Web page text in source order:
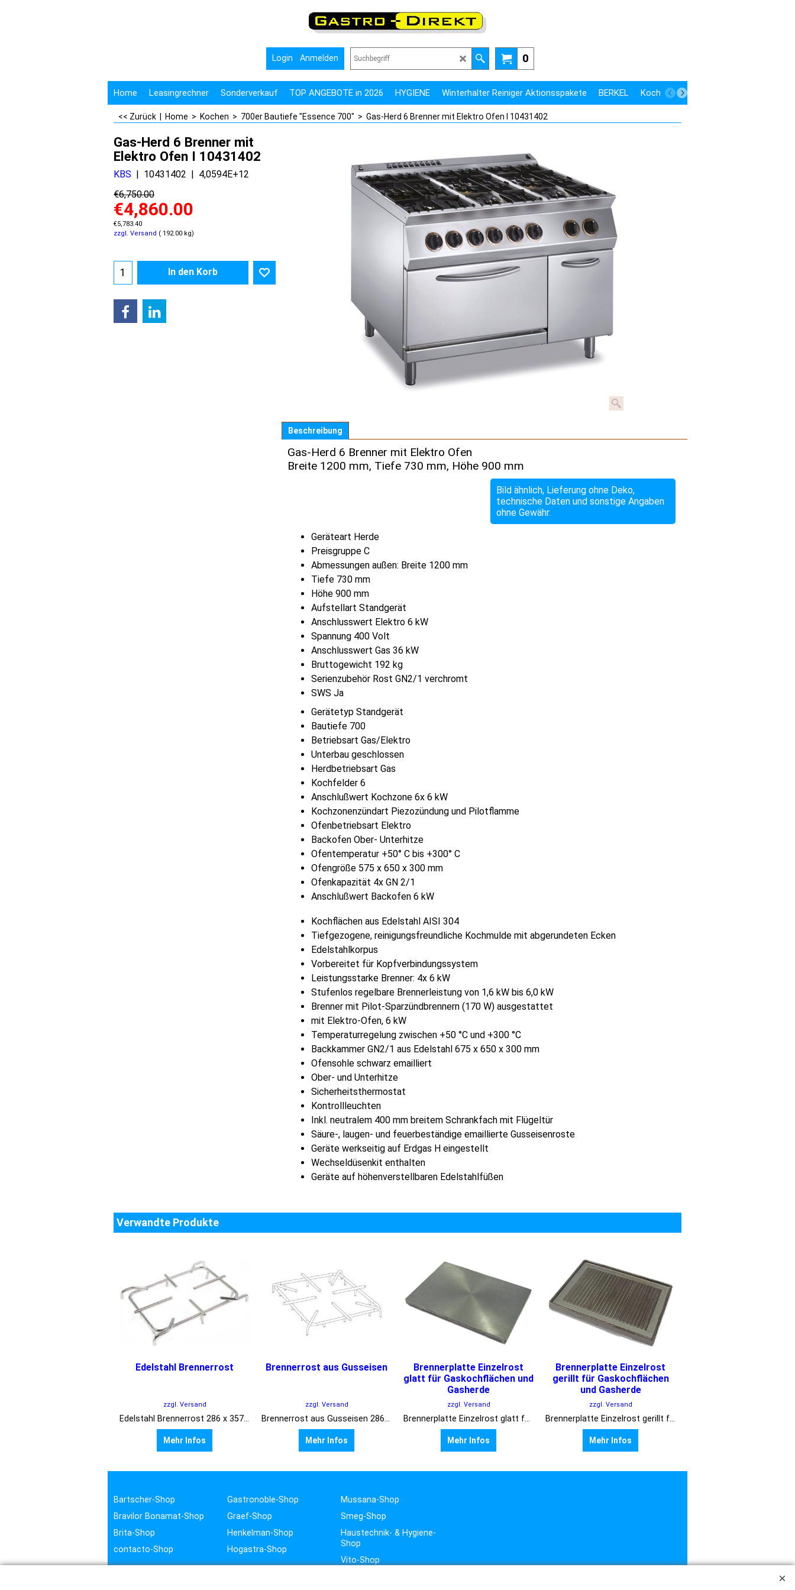
0
Login Anmelden
Home Leasingrechner Sonderverkauf TOP ANGEBOTE in 2026 HYGIENE Winterhalter Reiniger Aktionsspakete BERKEL Kochen Kühlen
<< Zurück Home > Kochen > 700er Bautiefe "Essence 700" > Gas-Herd 6 Brenner mit Elektro Ofen I 10431402
Gas-Herd 6 Brenner mit
Elektro Ofen I 10431402
KBS 10431402
4,0594E+12
€6,750.00
€4,860.00
€5,783.40
zzgl. Versand
192.00 kg
In den Korb
Beschreibung
Gas-Herd 6 Brenner mit Elektro Ofen
Breite 1200 mm, Tiefe 730 mm, Höhe 900 mm
Bild ähnlich, Lieferung ohne Deko,
technische Daten und sonstige Angaben
ohne Gewähr.
Geräteart Herde
Preisgruppe C
Abmessungen außen: Breite 1200 mm
Tiefe 730 mm
Höhe 900 mm
Aufstellart Standgerät
Anschlusswert Elektro 6 kW
Spannung 400 Volt
Anschlusswert Gas 36 kW
Bruttogewicht 192 kg
Serienzubehör Rost GN2/1 verchromt
SWS Ja
Gerätetyp Standgerät
Bautiefe 700
Betriebsart Gas/Elektro
Unterbau geschlossen
Herdbetriebsart Gas
Kochfelder 6
Anschlußwert Kochzone 6x 6 kW
Kochzonenzündart Piezozündung und Pilotflamme
Ofenbetriebsart Elektro
Backofen Ober- Unterhitze
Ofentemperatur +50° C bis +300° C
Ofengröße 575 x 650 x 300 mm
Ofenkapazität 4x GN 2/1
Anschlußwert Backofen 6 kW
Kochflächen aus Edelstahl AISI 304
Tiefgezogene, reinigungsfreundliche Kochmulde mit abgerundeten Ecken
Edelstahlkorpus
Vorbereitet für Kopfverbindungssystem
Leistungsstarke Brenner: 4x 6 kW
Stufenlos regelbare Brennerleistung von 1,6 kW bis 6,0 kW
Brenner mit Pilot-Sparzündbrennern (170 W) ausgestattet
mit Elektro-Ofen, 6 kW
Temperaturregelung zwischen +50 °C und +300 °C
Backkammer GN2/1 aus Edelstahl 675 x 650 x 300 mm
Ofensohle schwarz emailliert
Ober- und Unterhitze
Sicherheitsthermostat
Kontrollleuchten
Inkl. neutralem 400 mm breitem Schrankfach mit Flügeltür
Säure-, laugen- und feuerbeständige emaillierte Gusseisenroste
Geräte werkseitig auf Erdgas H eingestellt
Wechseldüsenkit enthalten
Geräte auf höhenverstellbaren Edelstahlfüßen
Verwandte Produkte
Edelstahl Brennerrost
zzgl. Versand
Edelstahl Brennerrost 286 x 357 mm
Mehr Infos
Brennerrost aus Gusseisen
zzgl. Versand
Brennerrost aus Gusseisen 286 x 357 mm
Mehr Infos
Brennerplatte Einzelrost
glatt für Gaskochflächen und
Gasherde
zzgl. Versand
Brennerplatte Einzelrost glatt für Gaskochflächen und Gasherde 260 x 365 mm
Mehr Infos
Brennerplatte Einzelrost
gerillt für Gaskochflächen
und Gasherde
zzgl. Versand
Brennerplatte Einzelrost gerillt für Gaskochflächen und Gasherde 260 x 365 mm
Mehr Infos
Bartscher-Shop
Bravilor Bonamat-Shop
Brita-Shop
contacto-Shop
Gastronoble-Shop
Graef-Shop
Henkelman-Shop
Hogastra-Shop
Mussana-Shop
Smeg-Shop
Haustechnik- & Hygiene-
Shop
Vito-Shop